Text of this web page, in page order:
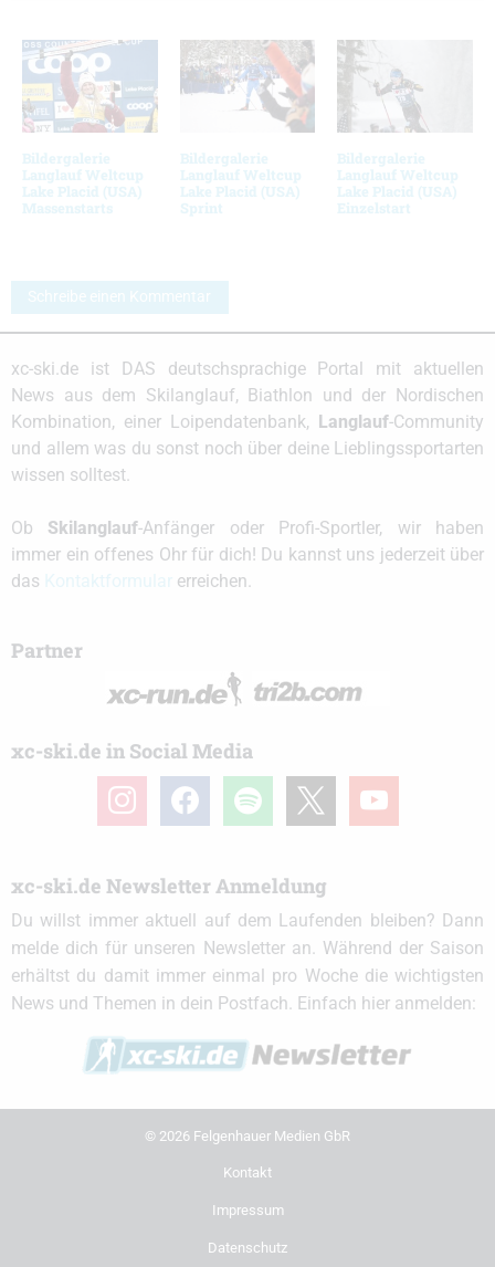
Bildergalerie
Langlauf Weltcup
Lake Placid (USA)
Massenstarts
Bildergalerie
Langlauf Weltcup
Lake Placid (USA)
Sprint
Bildergalerie
Langlauf Weltcup
Lake Placid (USA)
Einzelstart
Schreibe einen Kommentar
xc-ski.de ist DAS deutschsprachige Portal mit aktuellen
News aus dem Skilanglauf, Biathlon und der Nordischen
Kombination, einer Loipendatenbank,
Langlauf-Community
und allem was du sonst noch über deine Lieblingssportarten
wissen solltest.
Ob Skilanglauf-Anfänger oder Profi-Sportler, wir haben
immer ein offenes Ohr für dich! Du kannst uns jederzeit über
das
erreichen.
Partner
xc-ski.de in Social Media
instagramfacebook spotify youtube
xc-ski.de Newsletter Anmeldung
Du willst immer aktuell auf dem Laufenden bleiben? Dann
melde dich für unseren Newsletter an. Während der Saison
erhältst du damit immer einmal pro Woche die wichtigsten
News und Themen in dein Postfach. Einfach hier anmelden:
© 2026 Felgenhauer Medien GbR
Kontakt
Impressum
Datenschutz